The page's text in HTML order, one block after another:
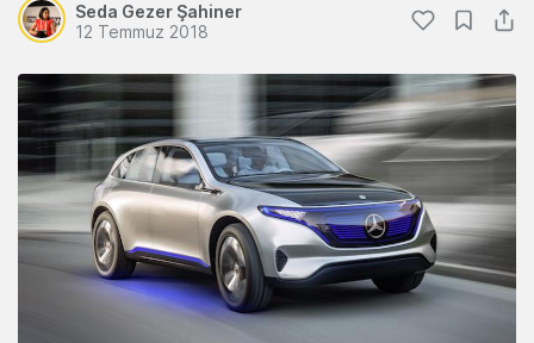
Seda Gezer Şahiner
12 Temmuz 2018